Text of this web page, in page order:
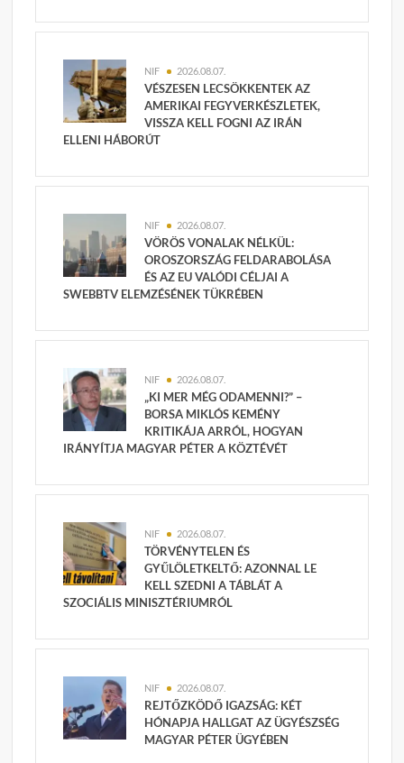
NIF 2026.08.07.
VÉSZESEN LECSÖKKENTEK AZ
AMERIKAI FEGYVERKÉSZLETEK,
VISSZA KELL FOGNI AZ IRÁN
ELLENI HÁBORÚT
NIF 2026.08.07.
VÖRÖS VONALAK NÉLKÜL:
OROSZORSZÁG FELDARABOLÁSA
ÉS AZ EU VALÓDI CÉLJAI A
SWEBBTV ELEMZÉSÉNEK TÜKRÉBEN
NIF 2026.08.07.
„KI MER MÉG ODAMENNI?” –
BORSA MIKLÓS KEMÉNY
KRITIKÁJA ARRÓL, HOGYAN
IRÁNYÍTJA MAGYAR PÉTER A KÖZTÉVÉT
NIF 2026.08.07.
TÖRVÉNYTELEN ÉS
GYŰLÖLETKELTŐ: AZONNAL LE
KELL SZEDNI A TÁBLÁT A
SZOCIÁLIS MINISZTÉRIUMRÓL
NIF 2026.08.07.
REJTŐZKÖDŐ IGAZSÁG: KÉT
HÓNAPJA HALLGAT AZ ÜGYÉSZSÉG
MAGYAR PÉTER ÜGYÉBEN